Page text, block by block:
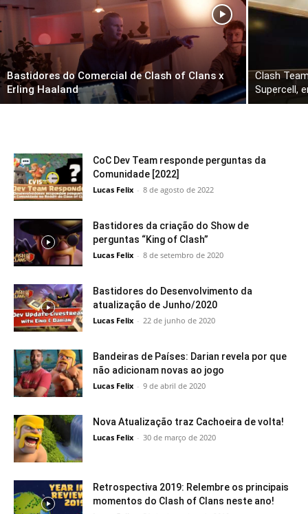
Bastidores do Comercial de Clash of Clans x
Erling Haaland
Clash
Supercell,
CoC Dev Team responde perguntas da
Comunidade [2022]
Lucas Felix - 8 de agosto de 2022
Bastidores da criação do Show de
perguntas “King of Clash”
Lucas Felix - 8 de setembro de 2020
Bastidores do Desenvolvimento da
atualização de Junho/2020
Lucas Felix - 22 de junho de 2020
Bandeiras de Países: Darian revela por que
não adicionam novas ao jogo
Lucas Felix - 9 de abril de 2020
Nova Atualização traz Cachoeira de volta!
Lucas Felix - 30 de março de 2020
Retrospectiva 2019: Relembre os principais
momentos do Clash of Clans neste ano!